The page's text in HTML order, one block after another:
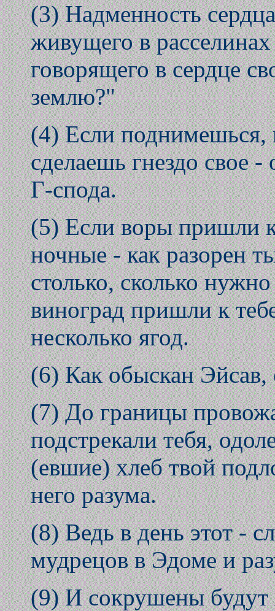
(3) Надменность
живущего в
говорящего в сердце
землю?"
(4) Если поднимешься,
сделаешь гнездо свое -
Г-спода.
(5) Если воры пришли к
ночные - как разорен
столько, сколько
виноград пришли к
несколько ягод.
(6) Как обыскан
(7) До границы
подстрекали тебя,
(евшие) хлеб твой
него разума.
(8) Ведь в день этот -
мудрецов в Эдоме и
(9) И сокрушены